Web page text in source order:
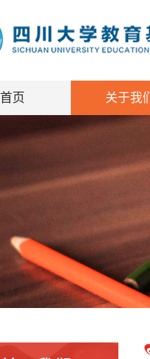
首页 关于我们